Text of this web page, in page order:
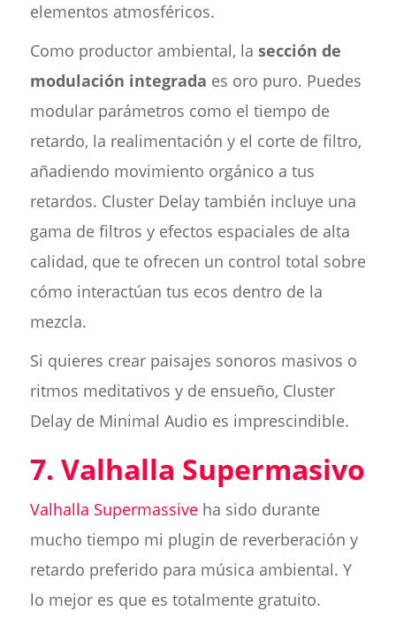
elementos atmosféricos.
Como productor ambiental, la sección de
modulación integrada es oro puro. Puedes
modular parámetros como el tiempo de
retardo, la realimentación y el corte de filtro,
añadiendo movimiento orgánico a tus
retardos. Cluster Delay también incluye una
gama de filtros y efectos espaciales de alta
calidad, que te ofrecen un control total sobre
cómo interactúan tus ecos dentro de la
mezcla.
Si quieres crear paisajes sonoros masivos o
ritmos meditativos y de ensueño, Cluster
Delay de Minimal Audio es imprescindible.
7. Valhalla Supermasivo
Valhalla Supermassiveha sido durante
mucho tiempo mi plugin de reverberación y
retardo preferido para música ambiental. Y
lo mejor es que es totalmente gratuito.